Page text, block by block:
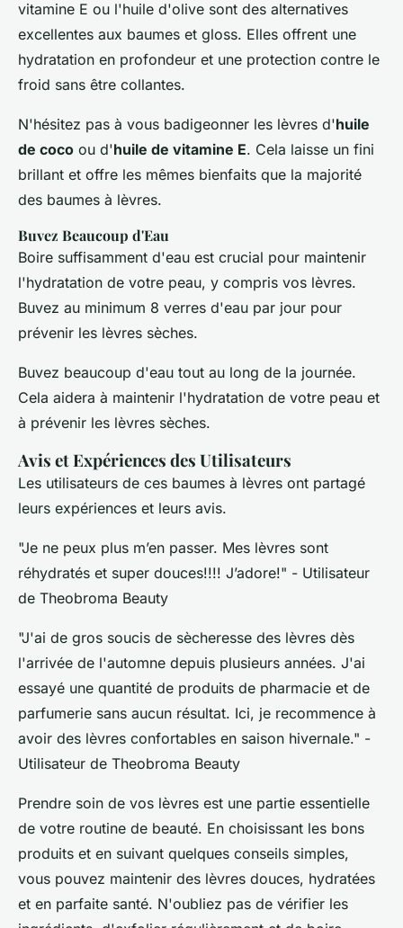
vitamine E ou l'huile d'olive sont des alternatives
excellentes aux baumes et gloss. Elles offrent une
hydratation en profondeur et une protection contre le
froid sans être collantes.
N'hésitez pas à vous badigeonner les lèvres d'huile
de coco ou d'huile de vitamine E. Cela laisse un fini
brillant et offre les mêmes bienfaits que la majorité
des baumes à lèvres.
Buvez Beaucoup d'Eau
Boire suffisamment d'eau est crucial pour maintenir
l'hydratation de votre peau, y compris vos lèvres.
Buvez au minimum 8 verres d'eau par jour pour
prévenir les lèvres sèches.
Buvez beaucoup d'eau tout au long de la journée.
Cela aidera à maintenir l'hydratation de votre peau et
à prévenir les lèvres sèches.
Avis et Expériences des Utilisateurs
Les utilisateurs de ces baumes à lèvres ont partagé
leurs expériences et leurs avis.
"Je ne peux plus m’en passer. Mes lèvres sont
réhydratés et super douces!!!! J’adore!" - Utilisateur
de Theobroma Beauty
"J'ai de gros soucis de sècheresse des lèvres dès
l'arrivée de l'automne depuis plusieurs années. J'ai
essayé une quantité de produits de pharmacie et de
parfumerie sans aucun résultat. Ici, je recommence à
avoir des lèvres confortables en saison hivernale." -
Utilisateur de Theobroma Beauty
Prendre soin de vos lèvres est une partie essentielle
de votre routine de beauté. En choisissant les bons
produits et en suivant quelques conseils simples,
vous pouvez maintenir des lèvres douces, hydratées
et en parfaite santé. N'oubliez pas de vérifier les